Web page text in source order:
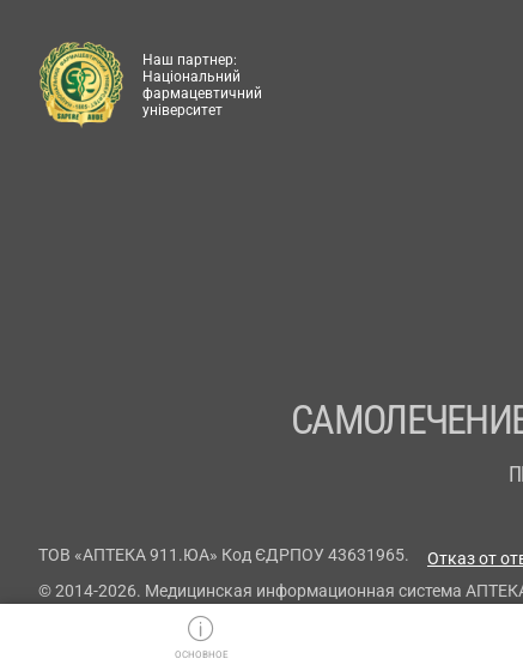
ОСНОВНОЕ
Наш партнер:
Національний
фармацевтичний
університет
ТОВ «АПТЕКА 911.ЮА» Код ЄДРПОУ 43631965.
Отказ от
© 2014-2026. Медицинская информационная система